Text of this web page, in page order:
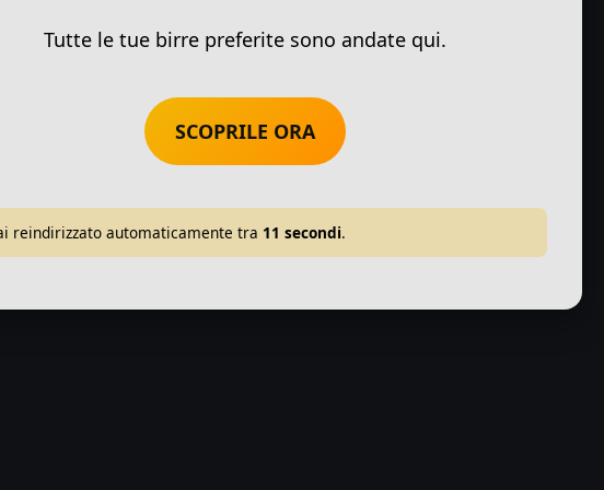
Tutte le tue birre preferite sono andate qui.
SCOPRILE ORA
reindirizzato automaticamente tra 11 secondi.